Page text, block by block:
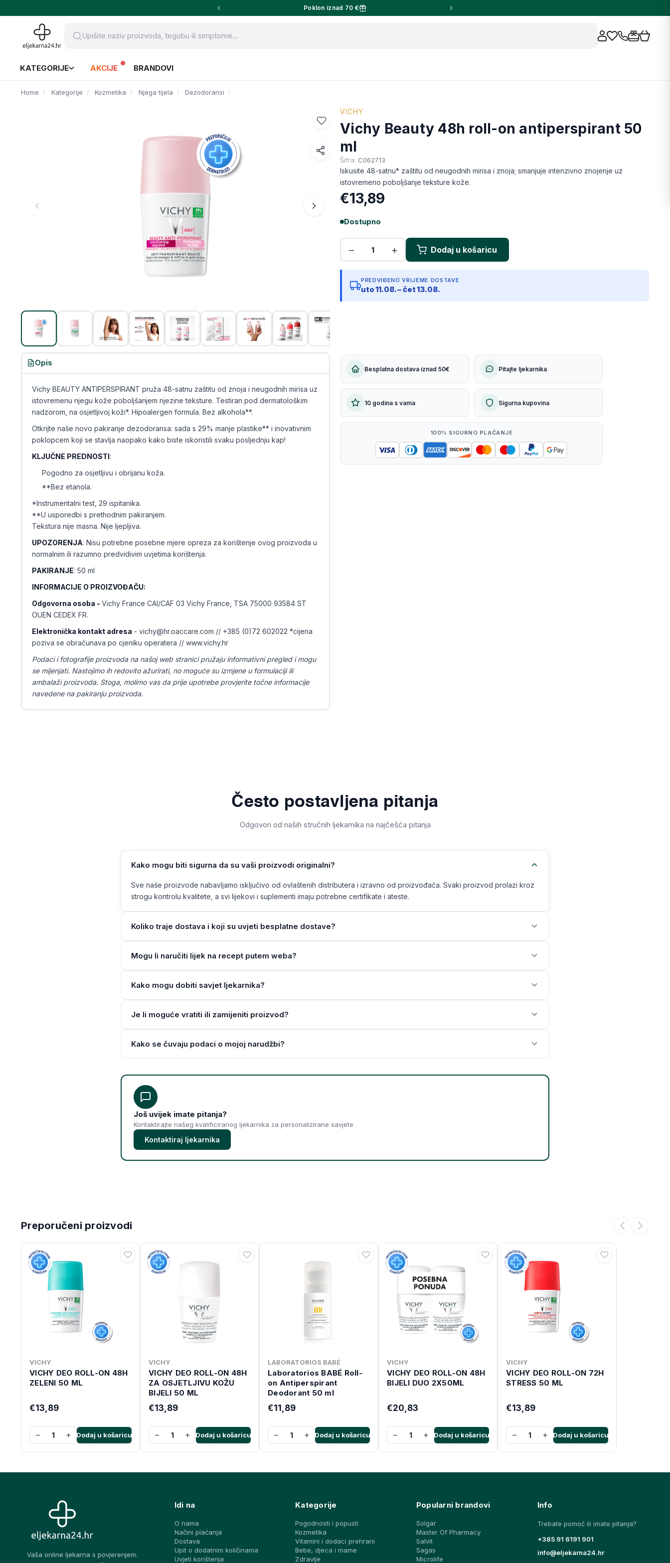
Poklon iznad 70 €
KATEGORIJE AKCIJE BRANDOVI
Home Kategorije Kozmetika Njega tijela Dezodoransi
VICHY
Vichy Beauty 48h roll-on antiperspirant 50
ml
Šifra: C062713
Iskusite 48-satnu* zaštitu od neugodnih mirisa i znoja; smanjuje intenzivno znojenje uz
istovremeno poboljšanje teksture kože.
€13,89
Dostupno
PREDVIĐENO VRIJEME DOSTAVE
uto 11.08. – čet 13.08.
Facebook
Besplatna dostava iznad 50€ Pitajte ljekarnika
10 godina s vama Sigurna kupovina
100% SIGURNO PLAĆANJE
Opis
Vichy BEAUTY ANTIPERSPIRANT pruža 48-satnu zaštitu od znoja i neugodnih mirisa uz
istovremenu njegu kože poboljšanjem njezine teksture. Testiran pod dermatološkim
nadzorom, na osjetljivoj koži*. Hipoalergen formula. Bez alkohola**.
Otkrijte naše novo pakiranje dezodoransa: sada s 29% manje plastike** i inovativnim
poklopcem koji se stavlja naopako kako biste iskoristili svaku posljednju kap!
KLJUČNE PREDNOSTI:
Pogodno za osjetljivu i obrijanu koža.
**Bez etanola.
*Instrumentalni test, 29 ispitanika.
**U usporedbi s prethodnim pakiranjem.
Tekstura nije masna. Nije ljepljiva.
UPOZORENJA: Nisu potrebne posebne mjere opreza za korištenje ovog proizvoda u
normalnim ili razumno predvidivim uvjetima korištenja.
PAKIRANJE: 50 ml
INFORMACIJE O PROIZVOĐAČU:
Odgovorna osoba - Vichy France CAI/CAF 03 Vichy France, TSA 75000 93584 ST
OUEN CEDEX FR.
Elektronička kontakt adresa - vichy@hr.oaccare.com // +385 (0)72 602022 *cijena
poziva se obračunava po cjeniku operatera // www.vichy.hr
Podaci i fotografije proizvoda na našoj web stranici pružaju informativni pregled i mogu
se mijenjati. Nastojimo ih redovito ažurirati, no moguće su izmjene u formulaciji ili
ambalaži proizvoda. Stoga, molimo vas da prije upotrebe provjerite točne informacije
navedene na pakiranju proizvoda.
Često postavljena pitanja
Odgovori od naših stručnih ljekarnika na najčešća pitanja
Kako mogu biti sigurna da su vaši proizvodi originalni?
Sve naše proizvode nabavljamo isključivo od ovlaštenih distributera i izravno od proizvođača. Svaki proizvod prolazi kroz
strogu kontrolu kvalitete, a svi lijekovi i suplementi imaju potrebne certifikate i ateste.
Koliko traje dostava i koji su uvjeti besplatne dostave?
Mogu li naručiti lijek na recept putem weba?
Kako mogu dobiti savjet ljekarnika?
Je li moguće vratiti ili zamijeniti proizvod?
Kako se čuvaju podaci o mojoj narudžbi?
Još uvijek imate pitanja?
Kontaktirajte našeg kvalificiranog ljekarnika za personalizirane savjete
Kontaktiraj ljekarnika
Preporučeni proizvodi
VICHY
VICHY DEO ROLL-ON 48H
ZELENI 50 ML
€13,89
− + Dodaj u košaricu
VICHY
VICHY DEO ROLL-ON 48H
ZA OSJETLJIVU KOŽU
BIJELI 50 ML
€13,89
− + Dodaj u košaricu
LABORATORIOS BABÉ
Laboratorios BABÉ Roll-
on Antiperspirant
Deodorant 50 ml
€11,89
− + Dodaj u košaricu
VICHY
VICHY DEO ROLL-ON 48H
BIJELI DUO 2X50ML
€20,83
− + Dodaj u košaricu
VICHY
VICHY DEO ROLL-ON 72H
STRESS 50 ML
€13,89
− + Dodaj u košaricu
Vaša online ljekarna s povjerenjem.
Idi na
O nama
Načini plaćanja
Dostava
Upit o dodatnim količinama
Uvjeti korištenja
Kategorije
Pogodnosti i popusti
Kozmetika
Vitamini i dodaci prehrani
Bebe, djeca i mame
Zdravlje
Popularni brandovi
Solgar
Master Of Pharmacy
Salvit
Sagas
Microlife
Info
Trebate pomoć ili imate pitanja?
+385 91 6191 901
info@eljekarna24.hr